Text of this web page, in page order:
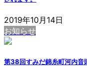
2019年10月14日
お知らせ
第38回すみだ錦糸町河内音